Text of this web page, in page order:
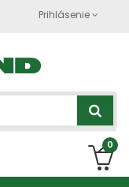
Prihlásenie
0